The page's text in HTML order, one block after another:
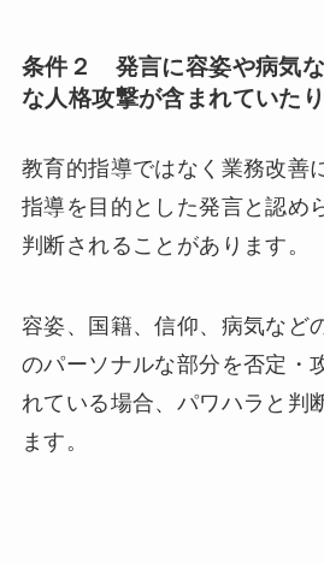
条件２ 発言に容姿や病気
な人格攻撃が含まれていた
教育的指導ではなく業務改善
指導を目的とした発言と認め
判断されることがあります。
容姿、国籍、信仰、病気など
のパーソナルな部分を否定・
れている場合、パワハラと判
ます。